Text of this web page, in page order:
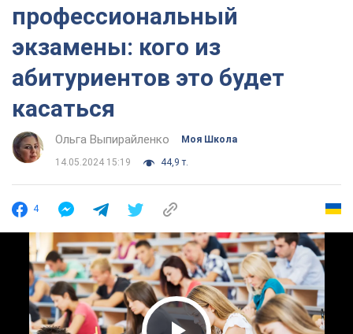
профессиональный
экзамены: кого из
абитуриентов это будет
касаться
Ольга Выпирайленко Моя Школа
14.05.2024 15:19 44,9 т.
4